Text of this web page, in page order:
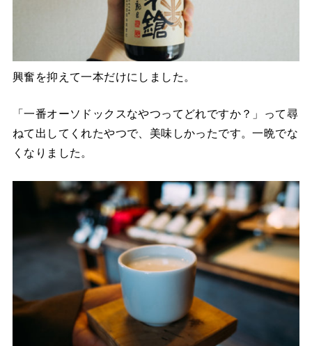
興奮を抑えて一本だけにしました。
「一番オーソドックスなやつってどれですか？」って尋
ねて出してくれたやつで、美味しかったです。一晩でな
くなりました。